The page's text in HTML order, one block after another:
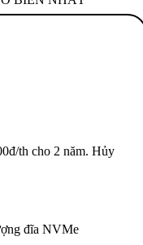
th cho 2 năm. Hủy
đĩa NVMe